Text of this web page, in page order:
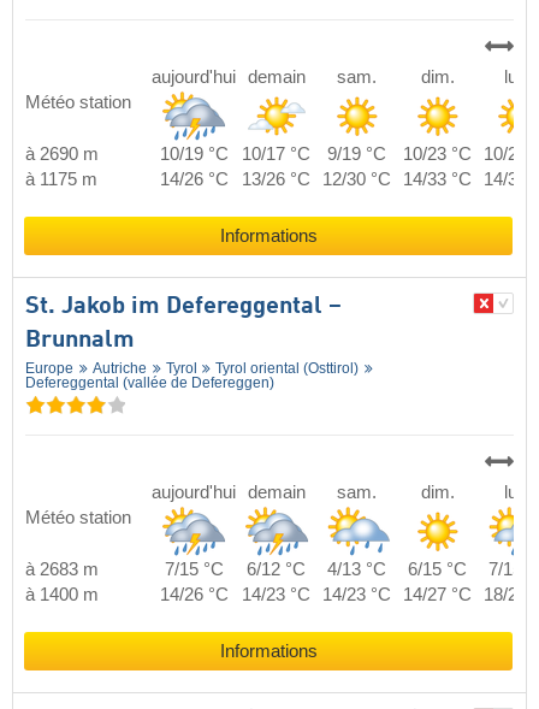
Météo station
aujourd'hui demain sam. dim. lun.
à 2690 m 10/19 °C 10/17 °C 9/19 °C 10/23 °C
10/21
à 1175 m
14/26 °C 13/26 °C 12/30 °C 14/33 °C 14/32
Informations
St. Jakob im Defereggental –
Brunnalm
Europe Autriche Tyrol
Tyrol oriental (Osttirol)
Defereggental (vallée de Defereggen)
Météo station
aujourd'hui demain sam. dim. lun.
à 2683 m 7/15 °C 6/12 °C 4/13 °C 6/15 °C
7/15
à 1400 m
14/26 °C 14/23 °C 14/23 °C 14/27 °C 18/26
Informations